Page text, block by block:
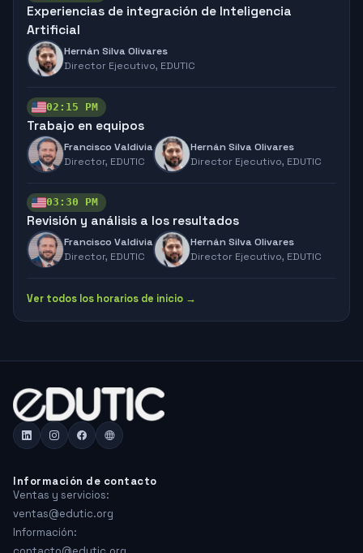
Experiencias de integración de Inteligencia
Artificial
Hernán Silva Olivares
Director Ejecutivo, EDUTIC
02:15 PM
Trabajo en equipos
Francisco Valdivia
Director, EDUTIC
Hernán Silva Olivares
Director Ejecutivo, EDUTIC
03:30 PM
Revisión y análisis a los resultados
Francisco Valdivia
Director, EDUTIC
Hernán Silva Olivares
Director Ejecutivo, EDUTIC
Ver todos los horarios de inicio →
Información de contacto
Ventas y servicios:
ventas@edutic.org
Información: